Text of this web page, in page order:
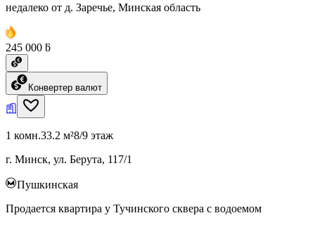
недалеко от д. Заречье, Минская область
245 000 ƃ
Конвертер валют
1 комн.33.2 м²8/9 этаж
г. Минск, ул. Берута, 117/1
Пушкинская
Продается квартира у Тучинского сквера с водоемом